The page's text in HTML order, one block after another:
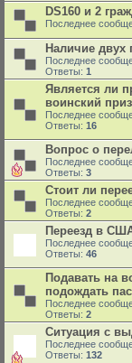
DS160 и 2
Последнее
Наличие двух
Последнее
Ответы: 1
Является ли
воинский
Последнее
Ответы: 16
Вопрос о
Последнее
Ответы: 3
Стоит ли
Последнее
Ответы: 2
Переезд в
Последнее
Ответы: 46
Подавать на
подождать
Последнее
Ответы: 2
Ситуация с
Последнее
Ответы: 132